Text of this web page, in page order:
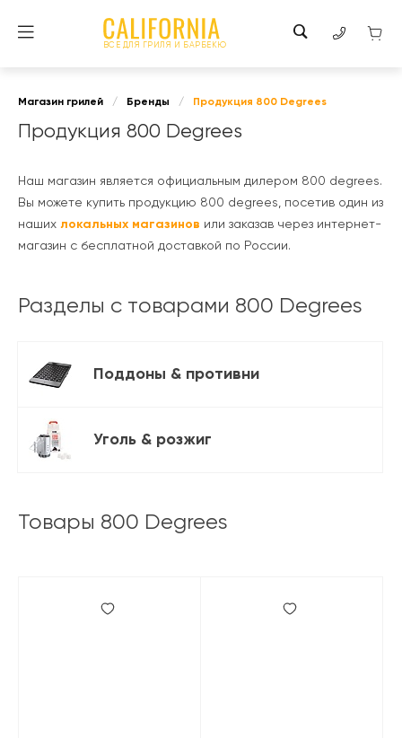
ВСЕ ДЛЯ ГРИЛЯ И БАРБЕКЮ
Магазин грилей / Бренды / Продукция 800 Degrees
Продукция 800 Degrees
Наш магазин является официальным дилером 800 degrees.
Вы можете купить продукцию 800 degrees, посетив один из
наших локальных магазинов или заказав через интернет-
магазин с бесплатной доставкой по России.
Разделы с товарами 800 Degrees
Поддоны & противни
Уголь & розжиг
Товары 800 Degrees